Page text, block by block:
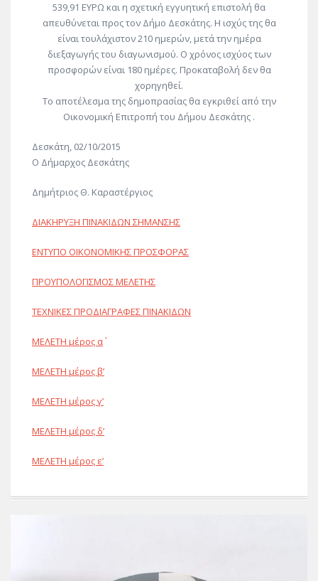
539,91 ΕΥΡΩ και η σχετική εγγυητική επιστολή θα
απευθύνεται προς τον Δήμο Δεσκάτης. Η ισχύς της θα
είναι τουλάχιστον 210 ημερών, μετά την ημέρα
διεξαγωγής του διαγωνισμού. Ο χρόνος ισχύος των
προσφορών είναι 180 ημέρες. Προκαταβολή δεν θα
χορηγηθεί.
Το αποτέλεσμα της δημοπρασίας θα εγκριθεί από την
Οικονομική Επιτροπή του Δήμου Δεσκάτης .
Δεσκάτη, 02/10/2015
Ο Δήμαρχος Δεσκάτης
Δημήτριος Θ. Καραστέργιος
ΔΙΑΚΗΡΥΞΗ ΠΙΝΑΚΙΔΩΝ ΣΗΜΑΝΣΗΣ
ΕΝΤΥΠΟ ΟΙΚΟΝΟΜΙΚΗΣ ΠΡΟΣΦΟΡΑΣ
ΠΡΟΥΠΟΛΟΓΙΣΜΟΣ ΜΕΛΕΤΗΣ
ΤΕΧΝΙΚΕΣ ΠΡΟΔΙΑΓΡΑΦΕΣ ΠΙΝΑΚΙΔΩΝ
ΜΕΛΕΤΗ μέρος α΄
ΜΕΛΕΤΗ μέρος β’
ΜΕΛΕΤΗ μέρος γ’
ΜΕΛΕΤΗ μέρος δ’
ΜΕΛΕΤΗ μέρος ε’